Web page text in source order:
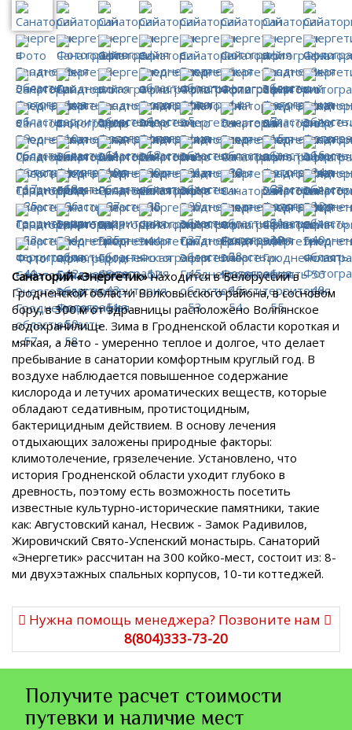
Санаторий «Энергетик»находится в Белоруссии в
Гродненской области Волковысского района, в сосновом
бору, в 300 м от здравницы расположено Волпянское
водохранилище. Зима в Гродненской области короткая и
мягкая, а лето - умеренно теплое и долгое, что делает
пребывание в санатории комфортным круглый год. В
воздухе наблюдается повышенное содержание
кислорода и летучих ароматических веществ, которые
обладают седативным, протистоцидным,
бактерицидным действием. В основу лечения
отдыхающих заложены природные факторы:
климотолечение, грязелечение. Установлено, что
история Гродненской области уходит глубоко в
древность, поэтому есть возможность посетить
известные культурно-исторические памятники, такие
как: Августовский канал, Несвиж - Замок Радивилов,
Жировичский Свято-Успенский монастырь. Санаторий
«Энергетик» рассчитан на 300 койко-мест, состоит из: 8-
ми двухэтажных спальных корпусов, 10-ти коттеджей.
Нужна помощь менеджера? Позвоните нам
8(804)333-73-20
Получите расчет стоимости
путевки и наличие мест